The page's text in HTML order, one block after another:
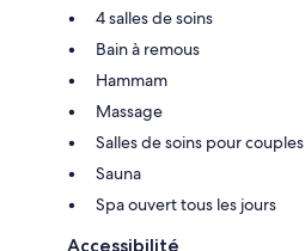
4 salles de soins
Bain à remous
Hammam
Massage
Salles de soins pour couples
Sauna
Spa ouvert tous les jours
Accessibilité